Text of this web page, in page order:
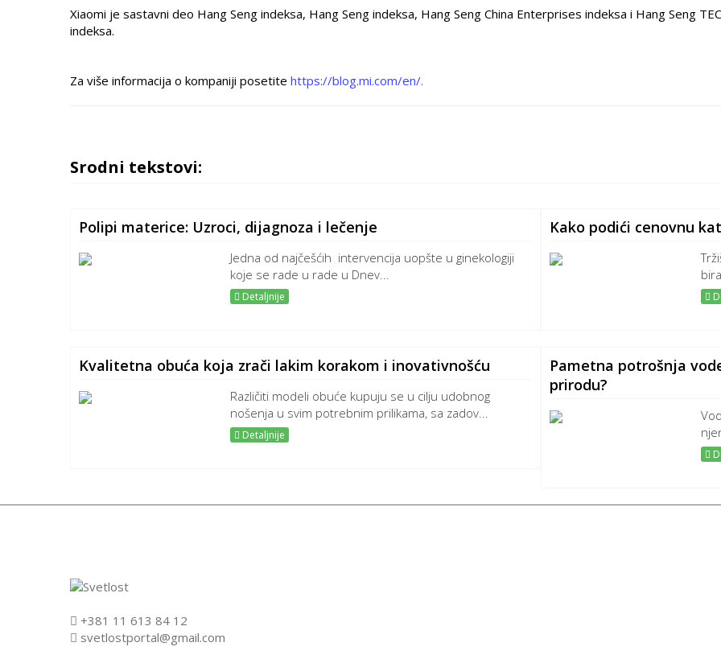
Xiaomi je sastavni deo Hang Seng indeksa, Hang Seng indeksa, Hang Seng China Enterprises indeksa i Hang Seng
indeksa.
Za više informacija o kompaniji posetite https://blog.mi.com/en/.
Srodni tekstovi:
Polipi materice: Uzroci, dijagnoza i lečenje
Jedna od najčešćih intervencija uopšte u ginekologiji
koje se rade u rade u Dnev...
Detaljnije
Kako podići cenovnu
Kvalitetna obuća koja zrači lakim korakom i inovativnošću
Različiti modeli obuće kupuju se u cilju udobnog
nošenja u svim potrebnim prilikama, sa zadov...
Detaljnije
Pametna potrošnja
prirodu?
+381 11 613 84 12
svetlostportal@gmail.com